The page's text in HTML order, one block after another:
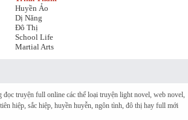
Huyền Ảo
Dị Năng
Đô Thị
School Life
Martial Arts
đọc truyện full online các thể loại truyện light novel, web novel,
hiệp, sắc hiệp, huyền huyễn, ngôn tình, đô thị hay full mới